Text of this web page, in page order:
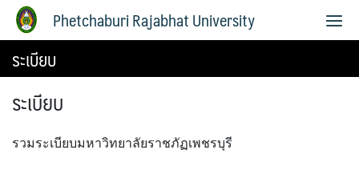
Phetchaburi Rajabhat University
ระเบียบ
ระเบียบ
รวมระเบียบมหาวิทยาลัยราชภัฏเพชรบุรี